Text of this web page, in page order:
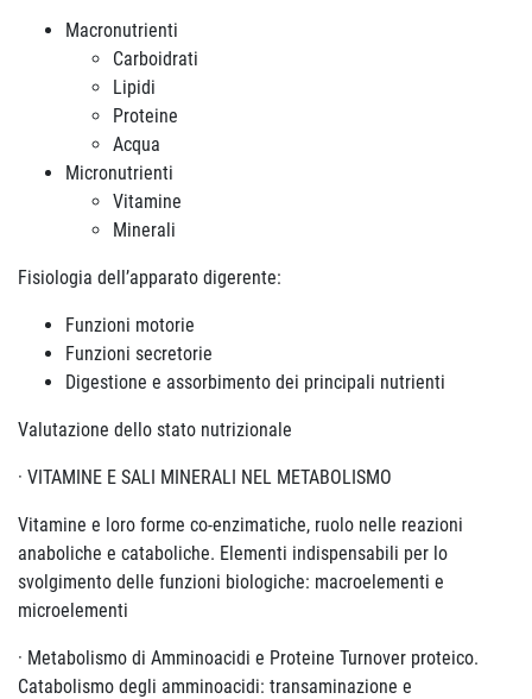
Macronutrienti
Carboidrati
Lipidi
Proteine
Acqua
Micronutrienti
Vitamine
Minerali
Fisiologia dell’apparato digerente:
Funzioni motorie
Funzioni secretorie
Digestione e assorbimento dei principali nutrienti
Valutazione dello stato nutrizionale
· VITAMINE E SALI MINERALI NEL METABOLISMO
Vitamine e loro forme co-enzimatiche, ruolo nelle reazioni
anaboliche e cataboliche. Elementi indispensabili per lo
svolgimento delle funzioni biologiche: macroelementi e
microelementi
· Metabolismo di Amminoacidi e Proteine Turnover proteico.
Catabolismo degli amminoacidi: transaminazione e